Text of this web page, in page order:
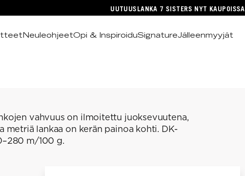
UUTUUSLANKA 7 SISTERS NYT KAUPOISSA
NeuleohjeetOpi & InspiroiduSignatureJälleenmyyjät
vahvuus on ilmoitettu juoksevuutena,
metriä lankaa on kerän painoa kohti. DK-
m/100 g.